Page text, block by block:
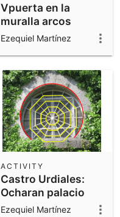
Vpuerta en la
muralla arcos
Ezequiel Martínez
Castro Urdiales:
Ocharan palacio
reja en ventana
ACTIVITY
Ezequiel Martínez